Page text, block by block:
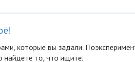
которые вы задали.
найдете то, что ищите.